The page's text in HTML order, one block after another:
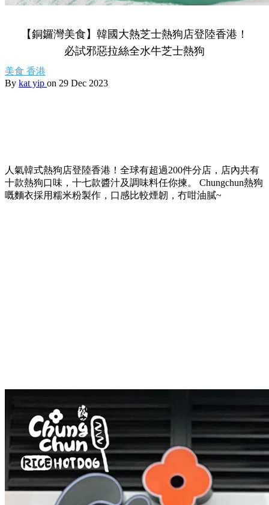
【銅鑼灣美食】韓國大熱芝士熱狗店登陸香港！
必試邪惡拉絲全水牛芝士熱狗
美食 香港
By kat yip on 29 Dec 2023
人氣韓式熱狗店登陸香港！全球有超過200件分店，店內共有
十款熱狗口味，十七款醬汁及調味料任你揀。 Chungchun熱狗
嘅麵衣採用糯米粉製作，口感比較煙韌，冇咁油膩~